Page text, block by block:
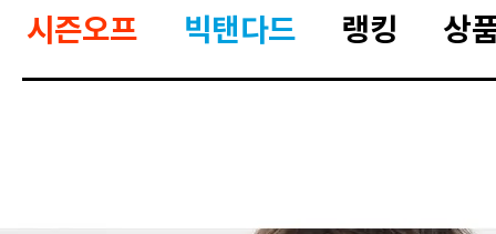
시즌오프 빅탠다드 랭킹 상